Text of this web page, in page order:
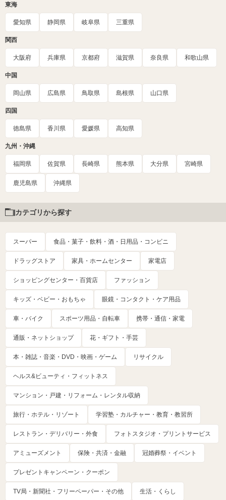
東海
愛知県 静岡県 岐阜県 三重県
関西
大阪府 兵庫県 京都府 滋賀県 奈良県 和歌山県
中国
岡山県 広島県 鳥取県 島根県 山口県
四国
徳島県 香川県 愛媛県 高知県
九州・沖縄
福岡県 佐賀県 長崎県 熊本県 大分県 宮崎県
鹿児島県 沖縄県
カテゴリから探す
スーパー 食品・菓子・飲料・酒・日用品・コンビニ
ドラッグストア 家具・ホームセンター 家電店
ショッピングセンター・百貨店 ファッション
キッズ・ベビー・おもちゃ 眼鏡・コンタクト・ケア用品
車・バイク スポーツ用品・自転車 携帯・通信・家電
通販・ネットショップ 花・ギフト・手芸
本・雑誌・音楽・DVD・映画・ゲーム リサイクル
ヘルス&ビューティ・フィットネス
マンション・戸建・リフォーム・レンタル収納
旅行・ホテル・リゾート 学習塾・カルチャー・教育・教習所
レストラン・デリバリー・外食 フォトスタジオ・プリントサービス
アミューズメント 保険・共済・金融 冠婚葬祭・イベント
プレゼントキャンペーン・クーポン
TV局・新聞社・フリーペーパー・その他 生活・くらし